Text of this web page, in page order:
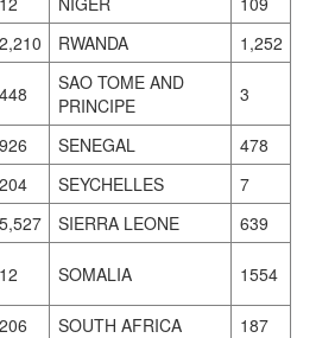
2,210 RWANDA
1,252
448
SAO TOME AND
PRINCIPE
3
926 SENEGAL
478
204 SEYCHELLES
7
5,527 SIERRA LEONE
639
12 SOMALIA 1554
206 SOUTH AFRICA
187